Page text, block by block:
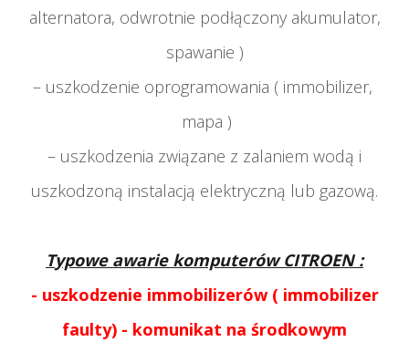
alternatora, odwrotnie podłączony akumulator,
spawanie )
– uszkodzenie oprogramowania ( immobilizer,
mapa )
– uszkodzenia związane z zalaniem wodą i
uszkodzoną instalacją elektryczną lub gazową.
Typowe awarie komputerów CITROEN:
- uszkodzenie immobilizerów ( immobilizer
faulty) - komunikat na środkowym